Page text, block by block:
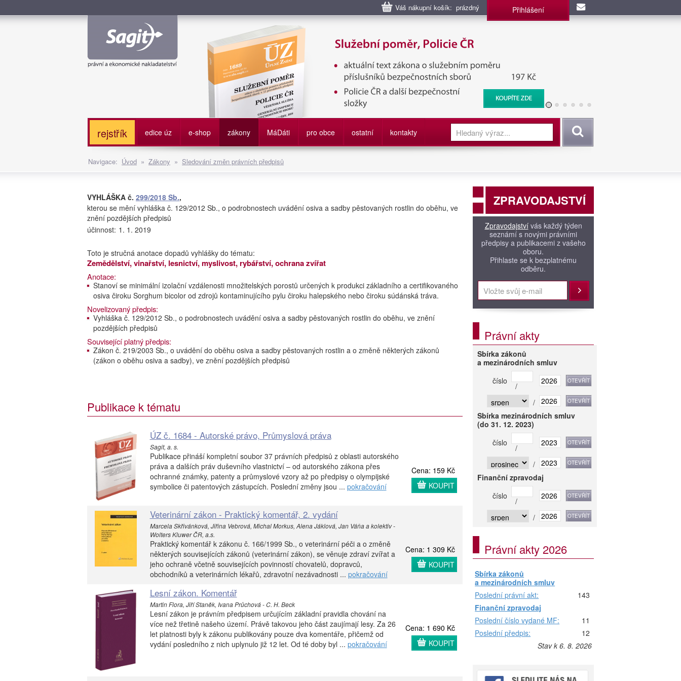
Váš nákupní košík: prázdný Přihlášení
Služební poměr příslušníků bezpečnostních sborů, Policie ČR, Vězeňská služba, BIS, Zpravodajské
služby
rejstřík edice úz e-shop zákony MáDáti pro obce ostatní kontakty Vyhledat
Navigace: Úvod » Zákony » Sledování změn právních předpisů
VYHLÁŠKA č. 299/2018 Sb.,
kterou se mění vyhláška č. 129/2012 Sb., o podrobnostech uvádění osiva a sadby pěstovaných rostlin do oběhu, ve
znění pozdějších předpisů
účinnost: 1. 1. 2019
Toto je stručná anotace dopadů vyhlášky do tématu:
Zemědělství, vinařství, lesnictví, myslivost, rybářství, ochrana zvířat
Anotace:
Stanoví se minimální izolační vzdálenosti množitelských porostů určených k produkci základního a certifikovaného
osiva čiroku Sorghum bicolor od zdrojů kontaminujícího pylu čiroku halepského nebo čiroku súdánská tráva.
Novelizovaný předpis:
Vyhláška č. 129/2012 Sb., o podrobnostech uvádění osiva a sadby pěstovaných rostlin do oběhu, ve znění
pozdějších předpisů
Související platný předpis:
Zákon č. 219/2003 Sb., o uvádění do oběhu osiva a sadby pěstovaných rostlin a o změně některých zákonů
(zákon o oběhu osiva a sadby), ve znění pozdějších předpisů
Publikace k tématu
ÚZ č. 1684 - Autorské právo, Průmyslová práva
Sagit, a. s.
Publikace přináší kompletní soubor 37 právních předpisů z oblasti autorského
práva a dalších práv duševního vlastnictví – od autorského zákona přes
ochranné známky, patenty a průmyslové vzory až po předpisy o olympijské
symbolice či patentových zástupcích. Poslední změny jsou ... pokračování
Cena: 159 Kč
KOUPIT
Veterinární zákon - Praktický komentář, 2. vydání
Marcela Skřivánková, Jiřina Vebrová, Michal Morkus, Alena Jáklová, Jan Váňa a kolektiv -
Wolters Kluwer ČR, a.s.
Praktický komentář k zákonu č. 166/1999 Sb., o veterinární péči a o změně
některých souvisejících zákonů (veterinární zákon), se věnuje zdraví zvířat a
jeho ochraně včetně souvisejících povinností chovatelů, dopravců,
obchodníků a veterinárních lékařů, zdravotní nezávadnosti ... pokračování
Cena: 1 309 Kč
KOUPIT
Lesní zákon. Komentář
Martin Flora, Jiří Staněk, Ivana Průchová - C. H. Beck
Lesní zákon je právním předpisem určujícím základní pravidla chování na
více než třetině našeho území. Právě takovou jeho část zaujímají lesy. Za 26
let platnosti byly k zákonu publikovány pouze dva komentáře, přičemž od
vydání posledního z nich uplynulo již 12 let. Od té doby byl ... pokračování
Cena: 1 690 Kč
KOUPIT
ZPRAVODAJSTVÍ
Zpravodajstvívás každý týden
seznámí s novými právními
předpisy a publikacemi z vašeho
oboru.
Přihlaste se k bezplatnému
odběru.
Přihlásit
Právní akty
Sbírka zákonů
a mezinárodních smluv
číslo
/
/
Sbírka mezinárodních smluv
(do 31. 12. 2023)
číslo
/
/
Finanční zpravodaj
číslo
/
/
Právní akty 2026
Sbírka zákonů
a mezinárodních smluv
Poslední právní akt:
143
Finanční zpravodaj
Poslední číslo vydané MF:
11
Poslední předpis:
12
Stav k 6. 8. 2026